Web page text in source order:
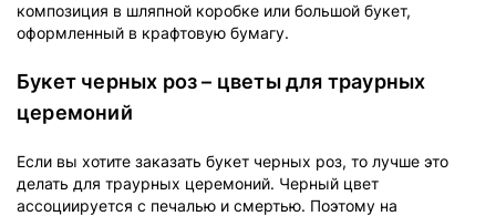
композиция в шляпной коробке или большой букет,
оформленный в крафтовую бумагу.
Букет черных роз – цветы для траурных
церемоний
Если вы хотите заказать букет черных роз, то лучше это
делать для траурных церемоний. Черный цвет
ассоциируется с печалью и смертью. Поэтому на